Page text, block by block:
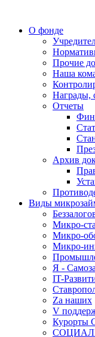
О фонде
Прочие
Наша
Награды,
Отчеты
Архив
Виды
Микро-
Микро-
Микро-
Я -
IT-
Za наших
V
Курорты